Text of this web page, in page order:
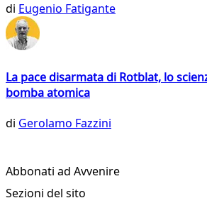
di Eugenio Fatigante
La pace disarmata di Rotblat, lo
bomba atomica
di Gerolamo Fazzini
Abbonati ad Avvenire
Sezioni del sito